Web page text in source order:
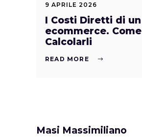
9 APRILE 2026
I Costi Diretti di un
ecommerce. Come
Calcolarli
READ MORE
Masi Massimiliano